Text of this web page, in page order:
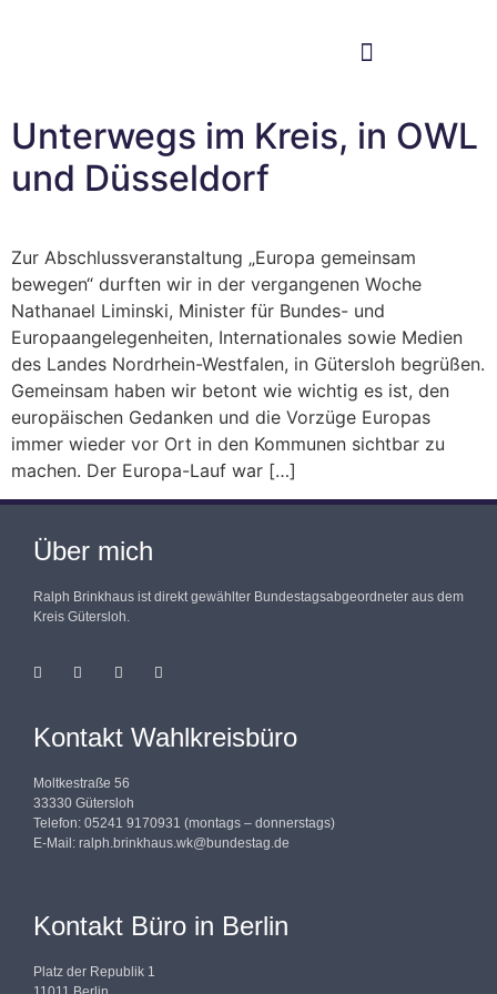
Unterwegs im Kreis, in OWL
und Düsseldorf
Zur Abschlussveranstaltung „Europa gemeinsam
bewegen“ durften wir in der vergangenen Woche
Nathanael Liminski, Minister für Bundes- und
Europaangelegenheiten, Internationales sowie Medien
des Landes Nordrhein-Westfalen, in Gütersloh begrüßen.
Gemeinsam haben wir betont wie wichtig es ist, den
europäischen Gedanken und die Vorzüge Europas
immer wieder vor Ort in den Kommunen sichtbar zu
machen. Der Europa-Lauf war […]
Über mich
Ralph Brinkhaus ist direkt gewählter Bundestagsabgeordneter aus dem
Kreis Gütersloh.
Kontakt Wahlkreisbüro
Moltkestraße 56
33330 Gütersloh
Telefon: 05241 9170931 (montags – donnerstags)
E-Mail: ralph.brinkhaus.wk@bundestag.de
Kontakt Büro in Berlin
Platz der Republik 1